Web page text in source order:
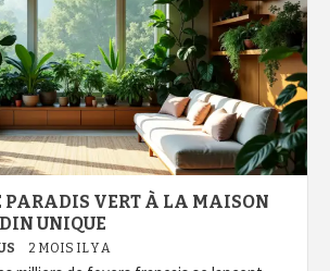
PARADIS VERT À LA MAISON
UNIQUE
2 MOIS IL Y A